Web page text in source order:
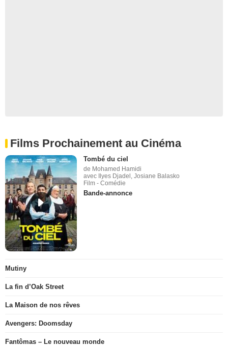
Films Prochainement au Cinéma
Tombé du ciel
de Mohamed Hamidi
avec Ilyes Djadel, Josiane Balasko
Film - Comédie
Bande-annonce
Mutiny
La fin d’Oak Street
La Maison de nos rêves
Avengers: Doomsday
Fantômas – Le nouveau monde